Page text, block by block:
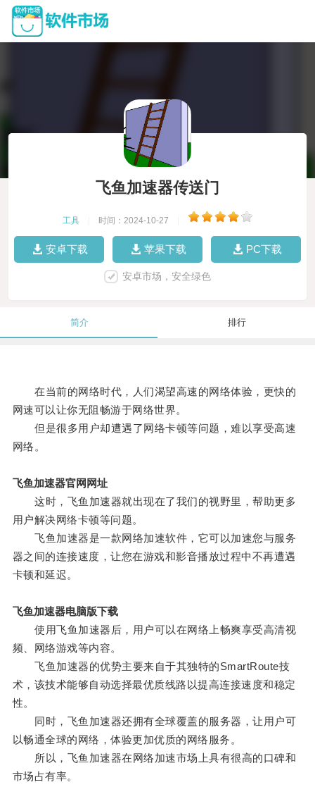
飞鱼加速器传送门
工具 时间：2024-10-27
安卓下载 苹果下载 PC下载
安卓市场，安全绿色
简介 排行
在当前的网络时代，人们渴望高速的网络体验，更快的
网速可以让你无阻畅游于网络世界。
但是很多用户却遭遇了网络卡顿等问题，难以享受高速
网络。
飞鱼加速器官网网址
这时，飞鱼加速器就出现在了我们的视野里，帮助更多
用户解决网络卡顿等问题。
飞鱼加速器是一款网络加速软件，它可以加速您与服务
器之间的连接速度，让您在游戏和影音播放过程中不再遭遇
卡顿和延迟。
飞鱼加速器电脑版下载
使用飞鱼加速器后，用户可以在网络上畅爽享受高清视
频、网络游戏等内容。
飞鱼加速器的优势主要来自于其独特的SmartRoute技
术，该技术能够自动选择最优质线路以提高连接速度和稳定
性。
同时，飞鱼加速器还拥有全球覆盖的服务器，让用户可
以畅通全球的网络，体验更加优质的网络服务。
所以，飞鱼加速器在网络加速市场上具有很高的口碑和
市场占有率。